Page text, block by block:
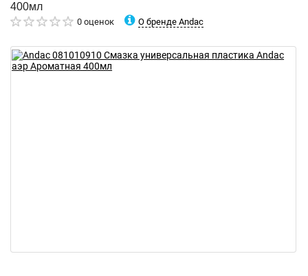
400мл
0 оценок О бренде Andac